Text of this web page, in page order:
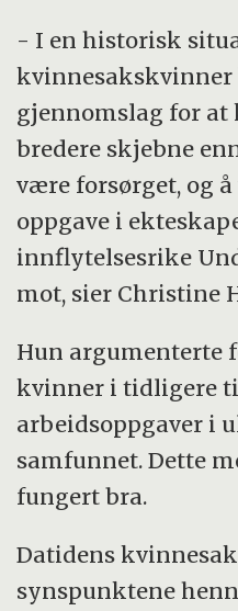
- I en historisk
kvinnesakskvinner
gjennomslag for at
bredere skjebne
være forsørget, og
oppgave i
innflytelsesrike
mot, sier Christine
Hun argumenterte
kvinner i tidligere
arbeidsoppgaver i
samfunnet. Dette
fungert bra.
Datidens
synspunktene